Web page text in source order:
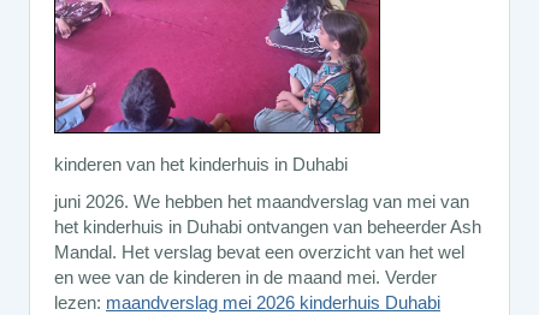
kinderen van het kinderhuis in Duhabi
juni 2026. We hebben het maandverslag van mei van
het kinderhuis in Duhabi ontvangen van beheerder Ash
Mandal. Het verslag bevat een overzicht van het wel
en wee van de kinderen in de maand mei. Verder
lezen: maandverslag mei 2026 kinderhuis Duhabi